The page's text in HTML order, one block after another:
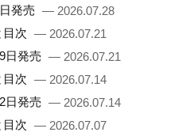
発売 — 2026.07.28
目次 — 2026.07.21
日発売 — 2026.07.21
目次 — 2026.07.14
日発売 — 2026.07.14
目次 — 2026.07.07